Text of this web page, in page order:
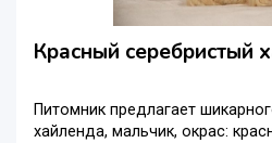
Красный серебристый
Питомник предлагает
хайленда, мальчик, окрас: